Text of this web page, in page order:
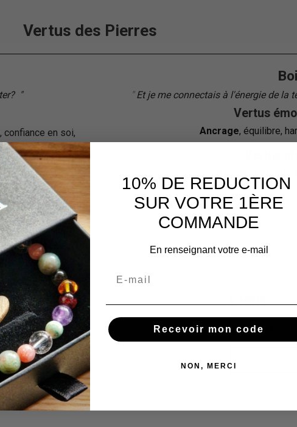
Vertus des Pierres
""
confiance en soi,
redonne de
"Et je me connectais à l'énergie de la
Vertus
Ancrage, équilibre,
Vertus
vie en perpétuelle
traverse les âges au fil des
et réparons gratuitement vos bracelets en
!
Liens
Guide des
10% DE REDUCTION
SUR VOTRE 1ÈRE
COMMANDE
En renseignant votre e-mail
Recevoir mon code
NON, MERCI